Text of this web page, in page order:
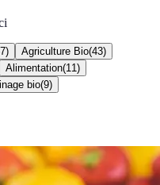
) Agriculture Bio(43)
Alimentation(11 )
bio(9)